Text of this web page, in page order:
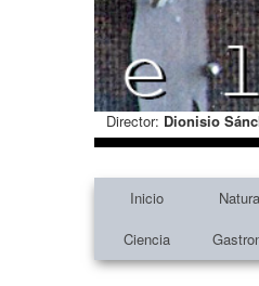
Director: Dionisio
Inicio
Ciencia